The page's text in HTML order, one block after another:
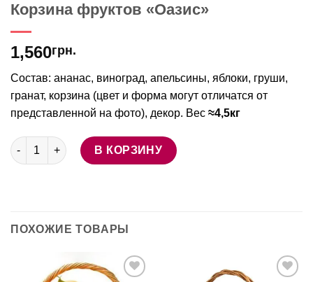
Корзина фруктов «Оазис»
1,560грн.
Состав: ананас, виноград, апельсины, яблоки, груши,
гранат, корзина (цвет и форма могут отличатся от
представленной на фото), декор. Вес ≈4,5кг
Количество товара Корзина фруктов "Оазис"
В КОРЗИНУ
ПОХОЖИЕ ТОВАРЫ